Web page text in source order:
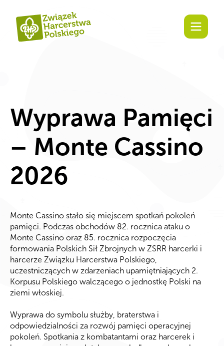
Wyprawa Pamięci
– Monte Cassino
2026
Monte Cassino stało się miejscem spotkań pokoleń
pamięci. Podczas obchodów 82. rocznica ataku o
Monte Cassino oraz 85. rocznica rozpoczęcia
formowania Polskich Sił Zbrojnych w ZSRR harcerki i
harcerze Związku Harcerstwa Polskiego,
uczestniczących w zdarzeniach upamiętniających 2.
Korpusu Polskiego walczącego o jednostkę Polski na
ziemi włoskiej.
Wyprawa do symbolu służby, braterstwa i
odpowiedzialności za rozwój pamięci operacyjnej
pokoleń. Spotkania z kombatantami oraz harcerek i